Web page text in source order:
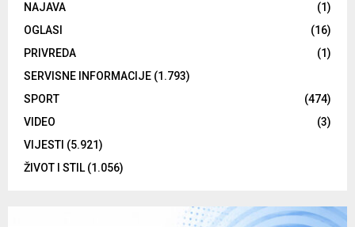
NAJAVA
(1)
OGLASI
(16)
PRIVREDA
(1)
SERVISNE INFORMACIJE (1.793)
SPORT
(474)
VIDEO
(3)
VIJESTI (5.921)
ŽIVOT I STIL (1.056)